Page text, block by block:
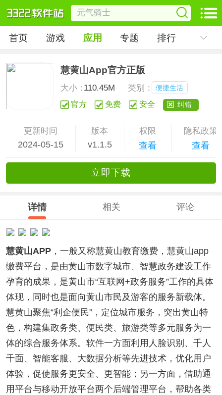
首页 游戏 应用 专题 排行
慧黄山App官方正版
大小：110.45M 类别： 便捷生活
官方 免费 安全 纠错
更新时间
2024-05-15
版本
v1.1.5
权限
查看
隐私政策
查看
立即下载
详情 相关 评论
慧黄山APP，一般又称慧黄山教育缴费，慧黄山app
缴费平台，是由黄山市数字城市、智慧政务建设工作
孕育的成果，是黄山市“互联网+政务服务”工作的具体
体现，同时也是面向黄山市民及游客的服务新载体。
慧黄山聚焦“利企便民”，定位城市服务，突出黄山特
色，构建集政务类、便民类、旅游类等多元服务为一
体的综合服务体系。软件一方面利用人脸识别、千人
千面、智能客服、大数据分析等先进技术，优化用户
体验，促使服务更安全、更智能；另一方面，借助通
用平台与移动开放平台两个后端管理平台，帮助各类